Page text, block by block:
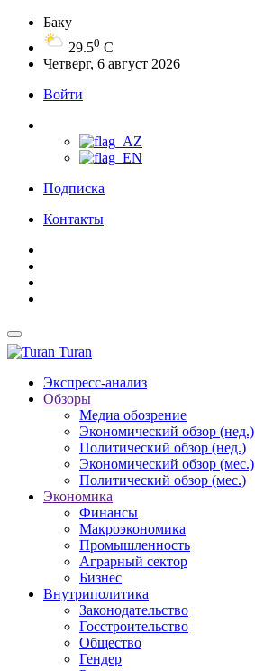
Баку
29.50 C
Четверг, 6 август 2026
Войти
Подписка
Контакты
Turan
Экспресс-анализ
Обзоры
Медиа обозрение
Экономический обзор (нед.)
Политический обзор (нед.)
Экономический обзор (мес.)
Политический обзор (мес.)
Экономика
Финансы
Макроэкономика
Промышленность
Аграрный сектор
Бизнес
Внутриполитика
Законодательство
Госстроительство
Общество
Гендер